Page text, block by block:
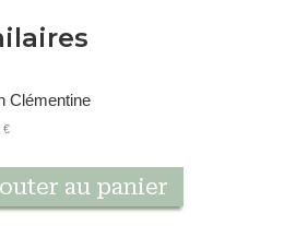
Clémentine
€
au panier